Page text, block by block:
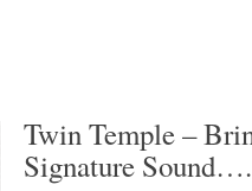
Twin Temple –
Signature